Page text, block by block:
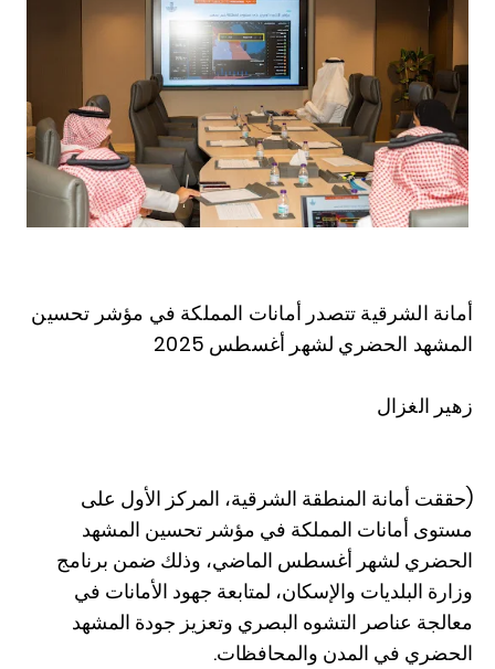
أمانة الشرقية تتصدر أمانات المملكة في مؤشر تحسين
المشهد الحضري لشهر أغسطس 2025
زهير الغزال
(حققت أمانة المنطقة الشرقية، المركز الأول على
مستوى أمانات المملكة في مؤشر تحسين المشهد
الحضري لشهر أغسطس الماضي، وذلك ضمن برنامج
وزارة البلديات والإسكان، لمتابعة جهود الأمانات في
معالجة عناصر التشوه البصري وتعزيز جودة المشهد
الحضري في المدن والمحافظات.